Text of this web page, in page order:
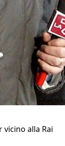
alla Rai